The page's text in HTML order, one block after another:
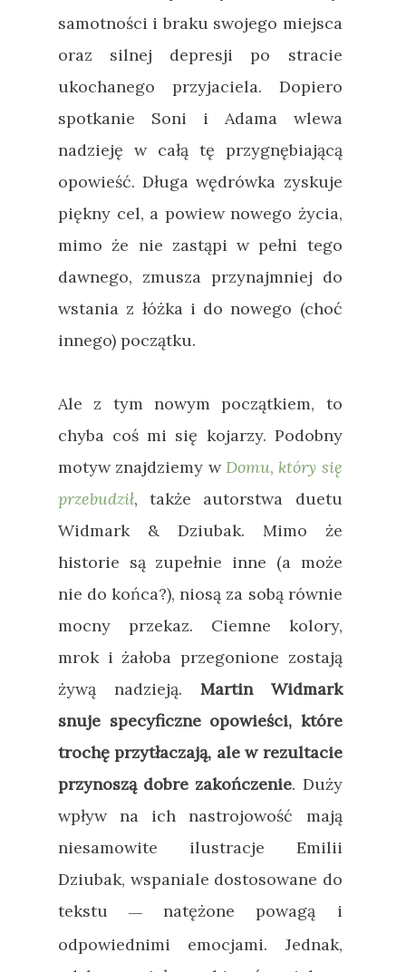
samotności i braku swojego miejsca
oraz silnej depresji po stracie
ukochanego przyjaciela. Dopiero
spotkanie Soni i Adama wlewa
nadzieję w całą tę przygnębiającą
opowieść. Długa wędrówka zyskuje
piękny cel, a powiew nowego życia,
mimo że nie zastąpi w pełni tego
dawnego, zmusza przynajmniej do
wstania z łóżka i do nowego (choć
innego) początku.
Ale z tym nowym początkiem, to
chyba coś mi się kojarzy. Podobny
motyw znajdziemy wDomu, który się
przebudził, także autorstwa duetu
Widmark & Dziubak. Mimo że
historie są zupełnie inne (a może
nie do końca?), niosą za sobą równie
mocny przekaz. Ciemne kolory,
mrok i żałoba przegonione zostają
żywą nadzieją. Martin Widmark
snuje specyficzne opowieści, które
trochę przytłaczają, ale w rezultacie
przynoszą dobre zakończenie. Duży
wpływ na ich nastrojowość mają
niesamowite ilustracje Emilii
Dziubak, wspaniale dostosowane do
tekstu—
natężone powagą i
odpowiednimi emocjami. Jednak,